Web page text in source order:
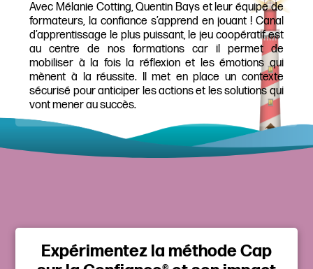
Avec Mélanie Cotting, Quentin Bays et leur équipe de
formateurs, la confiance s’apprend en jouant ! Canal
d’apprentissage le plus puissant, le jeu coopératif est
au centre de nos formations car il permet de
mobiliser à la fois la réflexion et les émotions qui
mènent à la réussite. Il met en place un contexte
sécurisé pour anticiper les actions et les solutions qui
vont mener au succès.
Expérimentez la méthode Cap